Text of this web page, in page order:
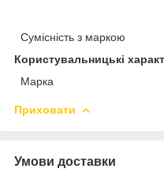
Сумісність з маркою
Користувальницькі
Марка
Приховати
Умови доставки